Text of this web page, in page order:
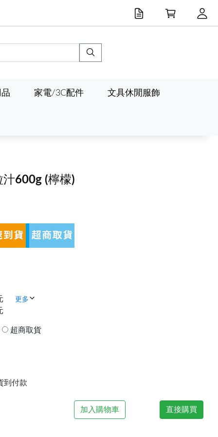
品 家電/3C配件 文具休閒服飾
汁600g (檸檬)
更多
超商取貨
到付款
加入購物車 直接購買